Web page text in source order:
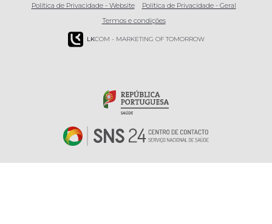
Política de Privacidade - Website
Política de Privacidade - Geral
Termos e condições
LKCOM - MARKETING OF TOMORROW